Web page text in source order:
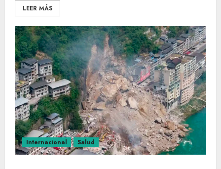
LEER MÁS
Internacional Salud